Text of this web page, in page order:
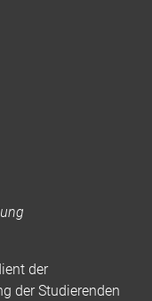
der
der Studierenden